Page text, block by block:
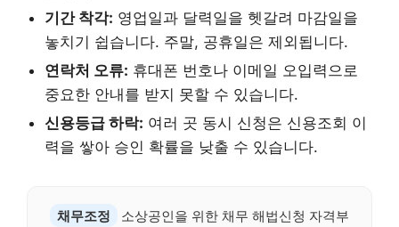
기간 착각: 영업일과 달력일을 헷갈려 마감일을
놓치기 쉽습니다. 주말, 공휴일은 제외됩니다.
연락처 오류: 휴대폰 번호나 이메일 오입력으로
중요한 안내를 받지 못할 수 있습니다.
신용등급 하락: 여러 곳 동시 신청은 신용조회 이
력을 쌓아 승인 확률을 낮출 수 있습니다.
채무조정
소상공인을 위한 채무 해법신청 자격부